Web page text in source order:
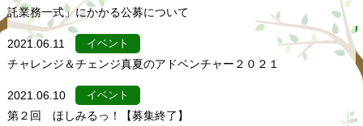
託業務一式」にかかる公募について
2021.06.11 イベント
チャレンジ＆チェンジ真夏のアドベンチャー２０２１
2021.06.10 イベント
第２回 ほしみるっ！【募集終了】